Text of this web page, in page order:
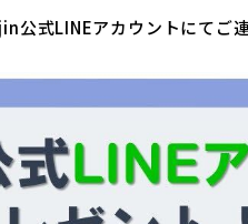
式LINEアカウントにてご連